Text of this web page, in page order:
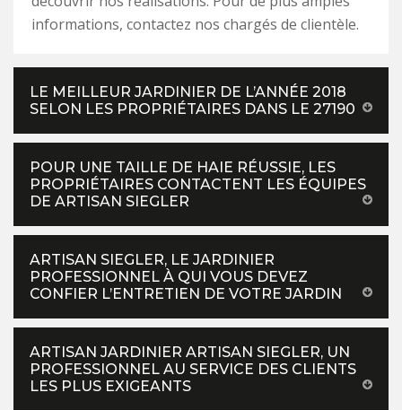
informations, contactez nos chargés de clientèle.
LE MEILLEUR JARDINIER DE L’ANNÉE 2018
SELON LES PROPRIÉTAIRES DANS LE 27190
POUR UNE TAILLE DE HAIE RÉUSSIE, LES
PROPRIÉTAIRES CONTACTENT LES ÉQUIPES
DE ARTISAN SIEGLER
ARTISAN SIEGLER, LE JARDINIER
PROFESSIONNEL À QUI VOUS DEVEZ
CONFIER L’ENTRETIEN DE VOTRE JARDIN
ARTISAN JARDINIER ARTISAN SIEGLER, UN
PROFESSIONNEL AU SERVICE DES CLIENTS
LES PLUS EXIGEANTS